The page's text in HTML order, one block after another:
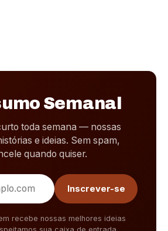
Semanal
toda semana — nossas
e ideias. Sem spam,
quando quiser.
Inscrever-se
recebe nossas melhores ideias